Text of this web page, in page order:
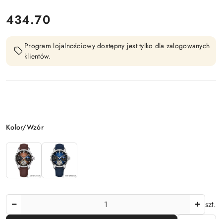
cena:
434.70
Program lojalnościowy dostępny jest tylko dla zalogowanych
klientów.
Wariant
Kolor/Wzór
szt.